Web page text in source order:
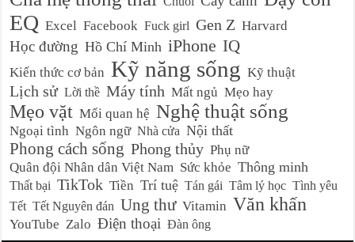
EQ Excel Facebook Fuck girl Gen Z Harvard
Học đường Hồ Chí Minh iPhone IQ
Kiến thức cơ bản Kỹ năng sống Kỹ thuật
Lịch sử Lời thề Máy tính Mất ngủ Mẹo hay
Mẹo vặt Mối quan hệ Nghệ thuật sống
Ngoại tình Ngôn ngữ Nhà cửa Nội thất
Phong cách sống Phong thủy Phụ nữ
Quân đội Nhân dân Việt Nam Sức khỏe Thông minh
Thất bại TikTok Tiền Trí tuệ Tán gái Tâm lý học Tình yêu
Tết Tết Nguyên đán Ung thư Vitamin Văn khấn
YouTube Zalo Điện thoại Đàn ông